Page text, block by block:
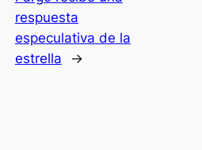
respuesta
especulativa de la
estrella
→